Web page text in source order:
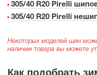
305/40 R20 Pirelli
305/40 R20 Pirelli
Некоторых моделей шин
наличии товара вы можете
Как подобрать